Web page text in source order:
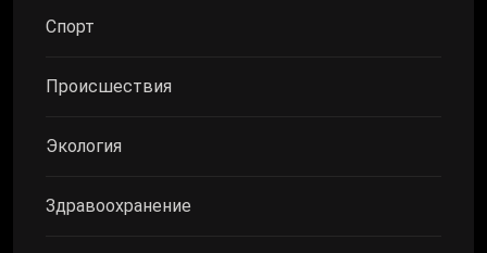
Спорт
Происшествия
Экология
Здравоохранение